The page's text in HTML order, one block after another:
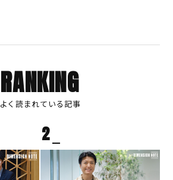
RANKING
よく読まれている記事
2